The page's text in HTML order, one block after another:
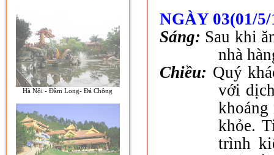
Hà Nội - Đầm Long- Đá Chông
NGÀY 03(01/
Sáng: Sau khi
nhà
Chiều: Quý
với
khoáng
khỏe.
trình